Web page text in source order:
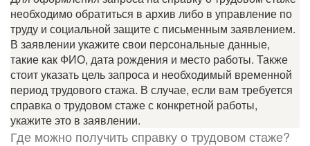
необходимо обратиться в архив либо в управление по
труду и социальной защите с письменным заявлением.
В заявлении укажите свои персональные данные,
такие как ФИО, дата рождения и место работы. Также
стоит указать цель запроса и необходимый временной
период трудового стажа. В случае, если вам требуется
справка о трудовом стаже с конкретной работы,
укажите это в заявлении.
Где можно получить справку о трудовом стаже?